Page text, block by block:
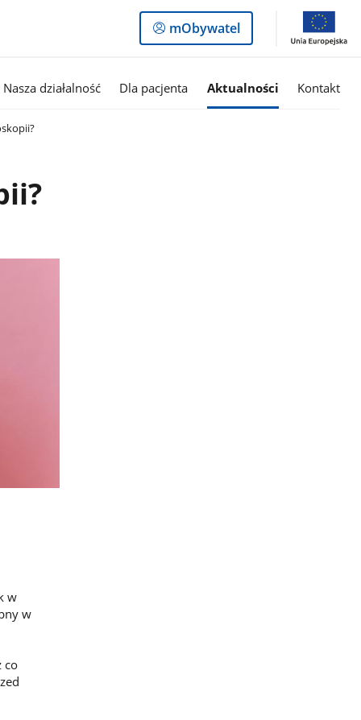
Logowanie
do
mObywatel
Nasza działalność Dla pacjenta Aktualności Kontakt
w
w
co